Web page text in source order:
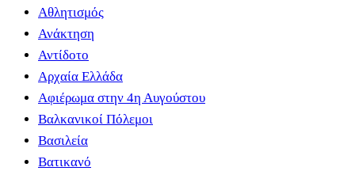
Αθλητισμός
Ανάκτηση
Αντίδοτο
Αρχαία Ελλάδα
Αφιέρωμα στην 4η Αυγούστου
Βαλκανικοί Πόλεμοι
Βασιλεία
Βατικανό